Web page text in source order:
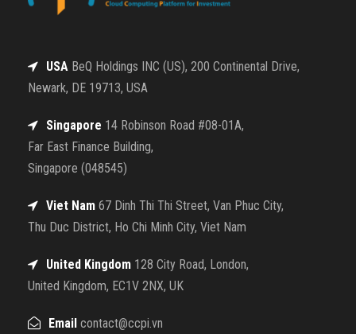
USA BeQ Holdings INC (US), 200 Continental Drive,
Newark, DE 19713, USA
Singapore 14 Robinson Road #08-01A,
Far East Finance Building,
Singapore (048545)
Viet Nam 67 Dinh Thi Thi Street, Van Phuc City,
Thu Duc District, Ho Chi Minh City, Viet Nam
United Kingdom 128 City Road, London,
United Kingdom, EC1V 2NX, UK
Email contact@ccpi.vn